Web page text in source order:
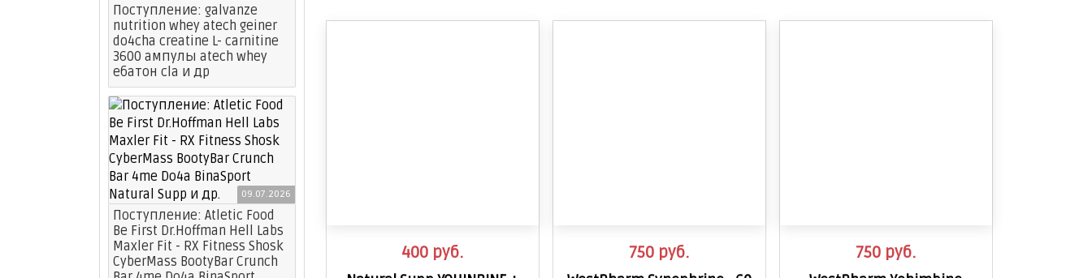
Поступление: galvanze
nutrition whey atech geiner
do4cha creatine L- carnitine
3600 ампулы atech whey
eбатон cla и др
09.07.2026
Поступление: Atletic Food
Be First Dr.Hoffman Hell Labs
Maxler Fit - RX Fitness Shosk
CyberMass BootyBar Crunch
400 руб. 750 руб. 750 руб.